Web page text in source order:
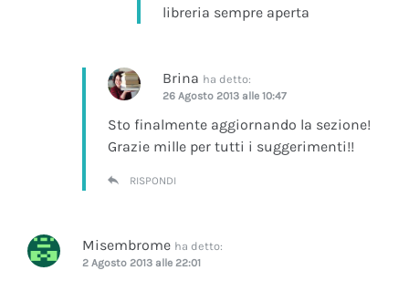
libreria sempre aperta
Brina ha detto:
26 Agosto 2013 alle 10:47
Sto finalmente aggiornando la sezione!
Grazie mille per tutti i suggerimenti!!
RISPONDI
Misembrome ha detto:
2 Agosto 2013 alle 22:01